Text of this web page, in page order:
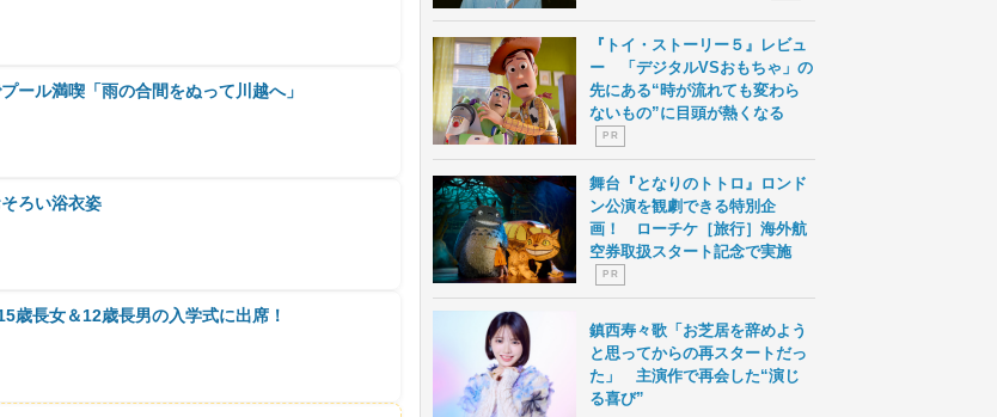
ール満喫「雨の合間をぬって川越へ」
ろい浴衣姿
歳長女＆12歳長男の入学式に出席！
『トイ・ストーリー５』レビュ
ー 「デジタルVSおもちゃ」の
先にある“時が流れても変わら
ないもの”に目頭が熱くなる
P R
舞台『となりのトトロ』ロンド
ン公演を観劇できる特別企
画！ ローチケ［旅行］海外航
空券取扱スタート記念で実施
P R
鎮西寿々歌「お芝居を辞めよう
と思ってからの再スタートだっ
た」 主演作で再会した“演じ
る喜び”